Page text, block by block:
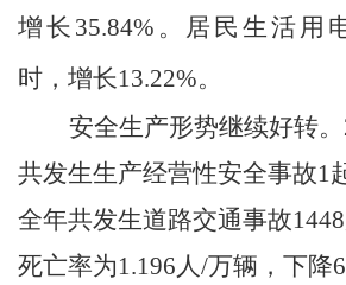
增长 35.84% 。居民生活用
时，增长13.22%。
安全生产形势继续好转。
共发生生产经营性安全事故1
全年共发生道路交通事故1448
死亡率为1.196 人/万辆，下降